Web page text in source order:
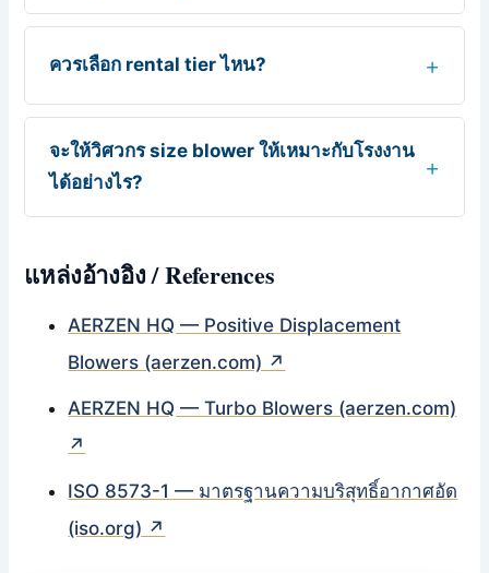
ควรเลือก rental tier ไหน?
จะให้วิศวกร size blower ให้เหมาะกับโรงงาน
ได้อย่างไร?
แหล่งอ้างอิง / References
AERZEN HQ — Positive Displacement
Blowers (aerzen.com) ↗
AERZEN HQ — Turbo Blowers (aerzen.com)
↗
ISO 8573-1 — มาตรฐานความบริสุทธิ์อากาศอัด
(iso.org) ↗